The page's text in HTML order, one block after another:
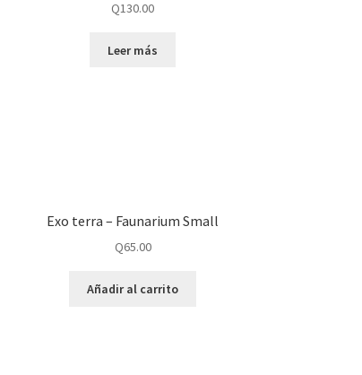
Q130.00
Leer más
Exo terra – Faunarium Small
Q65.00
Añadir al carrito